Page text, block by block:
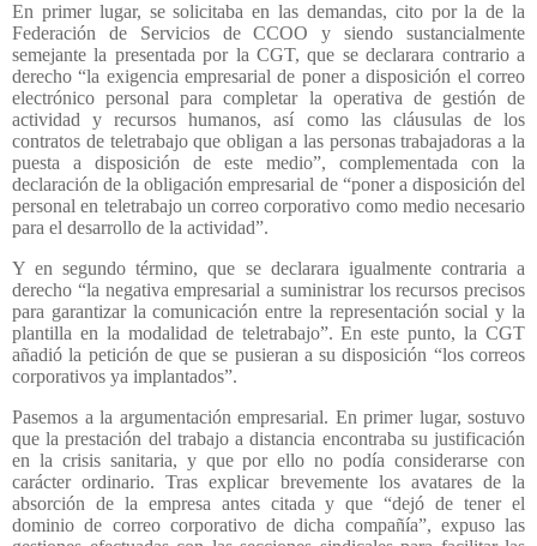
En primer lugar, se solicitaba en las demandas, cito por la de la
Federación de Servicios de CCOO y siendo sustancialmente
semejante la presentada por la CGT, que se declarara contrario a
derecho “la exigencia empresarial de poner a disposición el correo
electrónico personal para completar la operativa de gestión de
actividad y recursos humanos, así como las cláusulas de los
contratos de teletrabajo que obligan a las personas trabajadoras a la
puesta a disposición de este medio”, complementada con la
declaración de la obligación empresarial de “poner a disposición del
personal en teletrabajo un correo corporativo como medio necesario
para el desarrollo de la actividad”.
Y en segundo término, que se declarara igualmente contraria a
derecho “la negativa empresarial a suministrar los recursos precisos
para garantizar la comunicación entre la representación social y la
plantilla en la modalidad de teletrabajo”. En este punto, la CGT
añadió la petición de que se pusieran a su disposición “los correos
corporativos ya implantados”.
Pasemos a la argumentación empresarial. En primer lugar, sostuvo
que la prestación del trabajo a distancia encontraba su justificación
en la crisis sanitaria, y que por ello no podía considerarse con
carácter ordinario. Tras explicar brevemente los avatares de la
absorción de la empresa antes citada y que “dejó de tener el
dominio de correo corporativo de dicha compañía”, expuso las